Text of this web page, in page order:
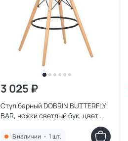
3 025 ₽
Стул барный DOBRIN BUTTERFLY
BAR, ножки светлый бук, цвет
кремовый 302B-LMZL BUTTERFLY
BAR BD-1936588
В наличии • 1 шт.